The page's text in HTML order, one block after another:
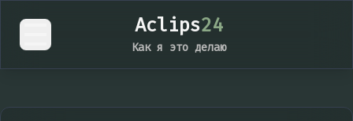
Aclips24
Как я это делаю